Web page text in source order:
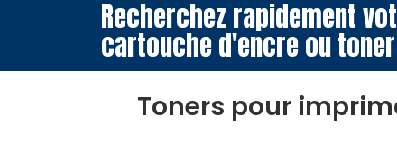
Recherchez rapidement
cartouche d'encre ou
Toners pour